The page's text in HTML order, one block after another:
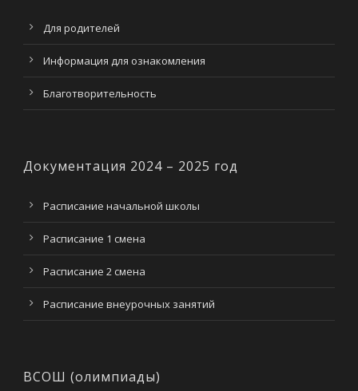
Для родителей
Информация для ознакомления
Благотворительность
Документация 2024 – 2025 год
Расписание начальной школы
Расписание 1 смена
Расписание 2 смена
Расписание внеурочных занятий
ВСОШ (олимпиады)